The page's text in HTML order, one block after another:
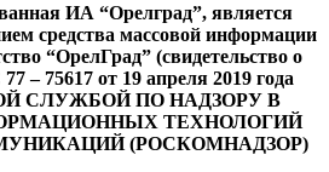
ИА “Орелград”, является
средства массовой информации
“ОрелГрад” (свидетельство о
– 75617 от 19 апреля 2019 года
СЛУЖБОЙ ПО НАДЗОРУ В
ТЕХНОЛОГИЙ
(РОСКОМНАДЗОР)